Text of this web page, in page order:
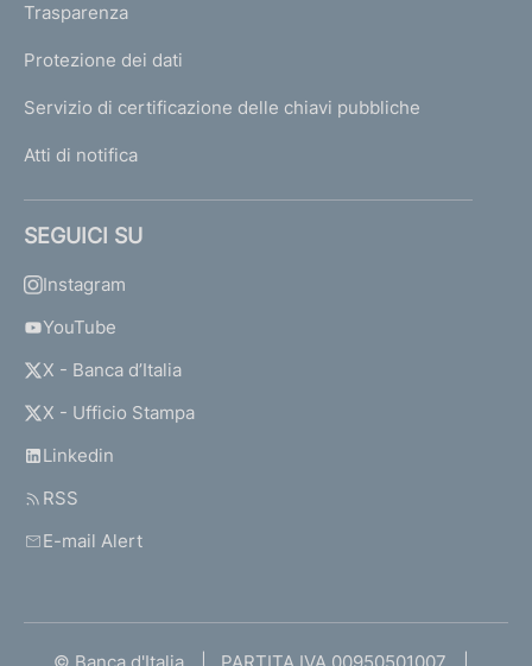
Trasparenza
Protezione dei dati
Servizio di certificazione delle chiavi pubbliche
Atti di notifica
SEGUICI SU
Instagram
YouTube
X - Banca d’Italia
X - Ufficio Stampa
Linkedin
RSS
E-mail Alert